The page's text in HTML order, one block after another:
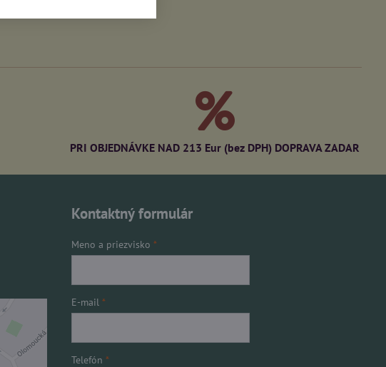
PRI OBJEDNÁVKE NAD 213 Eur (bez DPH) DOPRAVA ZADAR
Kontaktný formulár
Meno a priezvisko*
E-mail*
Telefón*